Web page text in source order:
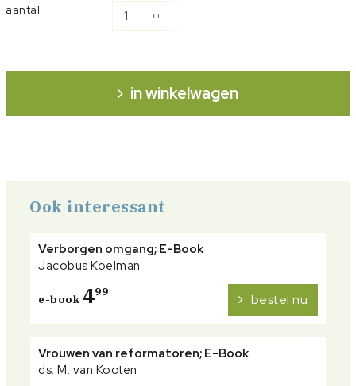
aantal
in winkelwagen
Ook interessant
Verborgen omgang; E-Book
Jacobus Koelman
e-book 499 bestel nu
Vrouwen van reformatoren; E-Book
ds. M. van Kooten